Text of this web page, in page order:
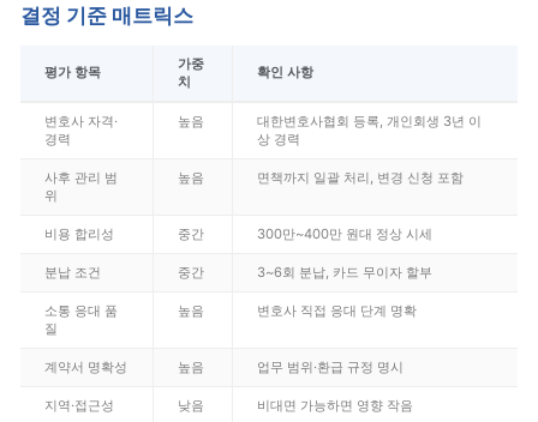
결정 기준 매트릭스
평가 항목
가중
치
확인 사항
변호사 자격·
경력
높음
대한변호사협회 등록, 개인회생 3년 이
상 경력
사후 관리 범
위
높음 면책까지 일괄 처리, 변경 신청 포함
비용 합리성 중간 300만~400만 원대 정상 시세
분납 조건 중간 3~6회 분납, 카드 무이자 할부
소통 응대 품
질
높음 변호사 직접 응대 단계 명확
계약서 명확성 높음 업무 범위·환급 규정 명시
지역·접근성 낮음 비대면 가능하면 영향 작음